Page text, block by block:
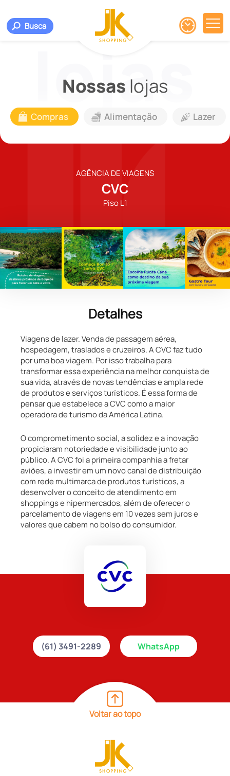
Busca
Nossas lojas
Compras Alimentação Lazer
AGÊNCIA DE VIAGENS
CVC
Piso L1
Detalhes
Viagens de lazer. Venda de passagem aérea,
hospedagem, traslados e cruzeiros. A CVC faz tudo
por uma boa viagem. Por isso trabalha para
transformar essa experiência na melhor conquista de
sua vida, através de novas tendências e ampla rede
de produtos e serviços turísticos. É essa forma de
pensar que estabelece a CVC como a maior
operadora de turismo da América Latina.
O comprometimento social, a solidez e a inovação
propiciaram notoriedade e visibilidade junto ao
público. A CVC foi a primeira companhia a fretar
aviões, a investir em um novo canal de distribuição
com rede multimarca de produtos turísticos, a
desenvolver o conceito de atendimento em
shoppings e hipermercados, além de oferecer o
parcelamento de viagens em 10 vezes sem juros e
valores que cabem no bolso do consumidor.
(61) 3491-2289 WhatsApp
Voltar ao topo